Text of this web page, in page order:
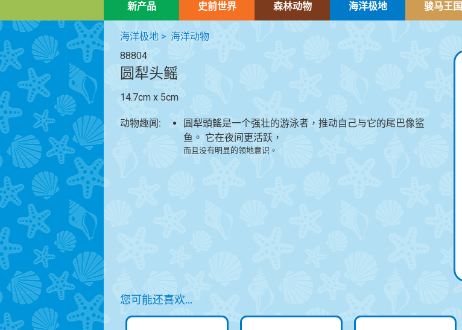
新产品 史前世界 森林动物 海洋极地 骏马王国
海洋极地> 海洋动物
88804
圆犁头鳐
14.7cm x 5cm
动物趣闻:
圓犁頭鰩是一个强壮的游泳者，推动自己与它的尾巴像鲨
鱼。 它在夜间更活跃，
而且没有明显的领地意识。
您可能还喜欢…